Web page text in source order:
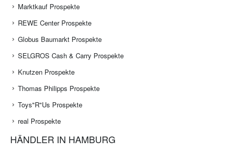
Marktkauf Prospekte
REWE Center Prospekte
Globus Baumarkt Prospekte
SELGROS Cash & Carry Prospekte
Knutzen Prospekte
Thomas Philipps Prospekte
Toys"R"Us Prospekte
real Prospekte
HÄNDLER IN HAMBURG